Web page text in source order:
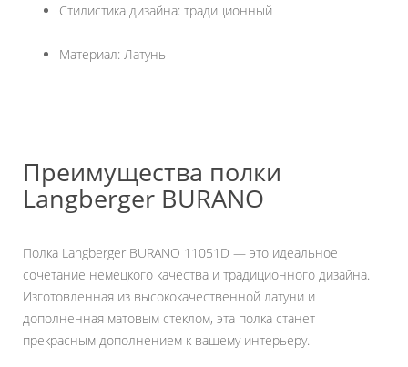
Стилистика дизайна: традиционный
Материал: Латунь
Преимущества полки
Langberger BURANO
Полка Langberger BURANO 11051D — это идеальное
сочетание немецкого качества и традиционного дизайна.
Изготовленная из высококачественной латуни и
дополненная матовым стеклом, эта полка станет
прекрасным дополнением к вашему интерьеру.